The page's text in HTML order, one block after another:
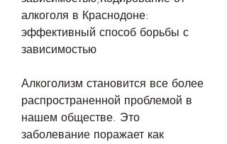
алкоголя в Краснодоне:
эффективный способ борьбы с
зависимостью
Алкоголизм становится все более
распространенной проблемой в
нашем обществе. Это
заболевание поражает как